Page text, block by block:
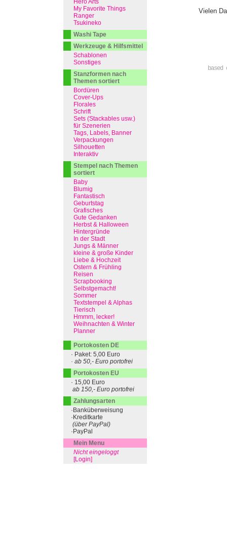
Vielen
Hero Arts
My Favorite Things
Ranger
Tsukineko
Washi Tape
Werkzeuge & Hilfsmittel
Schablonen
Sonstiges
Stanzformen nach
Themen sortiert
Bordüren
Cover-Ups
Florales
Schrift
Sets (Stackables usw.)
für Szenerien
Tags, Labels, Banner
Verpackungen
Silhouetten
Interaktiv
Stempel nach Themen
sortiert
Baby
Blumig
Fantastisch
Geburtstag
Grafisches
Gute Gedanken
Herbst & Halloween
Hintergründe
In der Stadt
Jungs & Männer
kleine & große Kinder
Liebe & Hochzeit
Ostern & Frühling
Reisen
Scrapbooking
Selbstgemacht!
Sommer
Textstempel & Alphas
Tierisch
Hmmm, lecker!
Weihnachten & Winter
Planner
Portokosten DE
· Paket: 5,00 Euro
· ab 50,- Euro portofrei
Portokosten EU
· 15,00 Euro
ab 150,- Euro portofrei
Zahlungsarten
·Banküberweisung
·Kreditkarte
(über PayPal)
·PayPal
Mein Menu
Nicht eingeloggt
[Login]